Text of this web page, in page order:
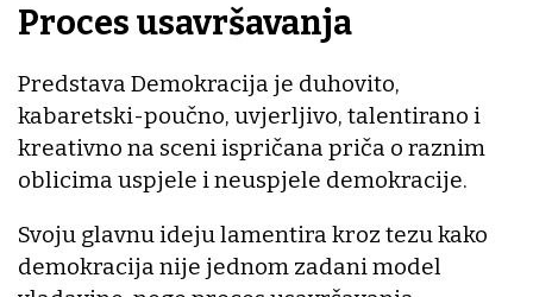
Proces usavršavanja
Predstava Demokracija je duhovito,
kabaretski-poučno, uvjerljivo, talentirano i
kreativno na sceni ispričana priča o raznim
oblicima uspjele i neuspjele demokracije.
Svoju glavnu ideju lamentira kroz tezu kako
demokracija nije jednom zadani model